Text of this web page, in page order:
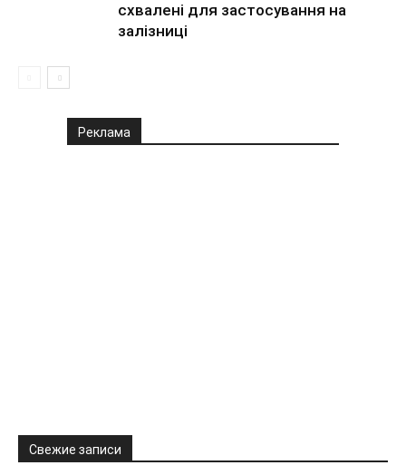
схвалені для застосування на
залізниці
Реклама
Свежие записи